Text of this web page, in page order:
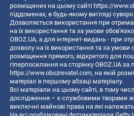
розміщених на цьому сайті https://
піддоменах, в будь-якому вигляді
Дозволяється використання при
на їх використання та за умови
OBOZ.UA, а для інтернет-видань - при
дозволу на їх використання та за умови
розміщення прямого, відкритого для
гіперпосилання на сторінку OBOZ.UA
https://www.obozrevatel.com, на якій
матеріал в першому абзаці матеріалу.
Всі матеріали на цьому сайті, в тому
дослідження – є службовими творами
виключні майнові права на які